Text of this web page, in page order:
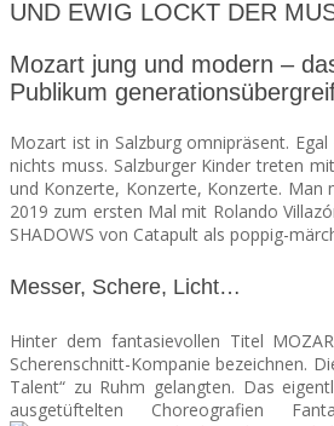
THE
CHEAP
SEATS
UND EWIG LOCKT DER
Mozart jung und modern –
Publikum
Mozart ist in Salzburg omnipräsent.
nichts muss. Salzburger Kinder treten
und Konzerte, Konzerte, Konzerte. Man
2019 zum ersten Mal mit Rolando
SHADOWS von Catapult als poppig-
Messer, Schere, Licht…
Hinter dem fantasievollen Titel
Scherenschnitt-Kompanie bezeichnen.
Talent“ zu Ruhm gelangten. Das
ausgetüftelten Choreografien